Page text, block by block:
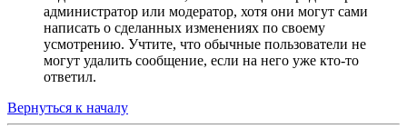
администратор или модератор, хотя они могут сами
написать о сделанных изменениях по своему
усмотрению. Учтите, что обычные пользователи не
могут удалить сообщение, если на него уже кто-то
ответил.
Вернуться к началу